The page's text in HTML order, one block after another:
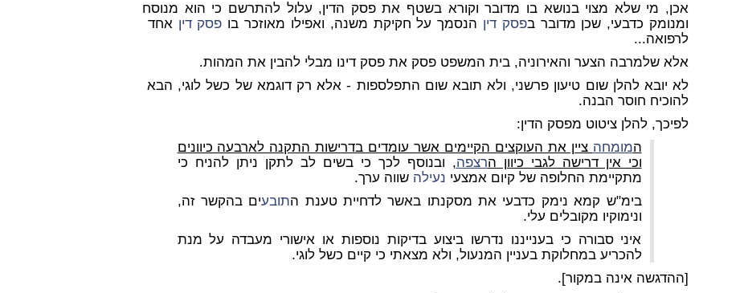
אכן, מי שלא מצוי בנושא בו מדובר וקורא בשטף את פסק הדין, עלול להתרשם כי הוא מנוסח
ומנומק כדבעי, שכן מדובר בפסק דין הנסמך על חקיקת משנה, ואפילו מאוזכר בו פסק דין אחד
לרפואה...
אלא שלמרבה הצער והאירוניה, בית המשפט פסק את פסק דינו מבלי להבין את המהות.
לא יובא להלן שום טיעון פרשני, ולא תובא שום התפלספות - אלא רק דוגמא של כשל לוגי, הבא
להוכיח חוסר הבנה.
לפיכך, להלן ציטוט מפסק הדין:
המומחה ציין את העוקצים הקיימים אשר עומדים בדרישות התקנה לארבעה כיוונים
וכי אין דרישה לגבי כיוון הרצפה, ובנוסף לכך כי בשים לב לתקן ניתן להניח כי
מתקיימת החלופה של קיום אמצעי נעילה שווה ערך.
בימ"ש קמא נימק כדבעי את מסקנתו באשר לדחיית טענת התובעים בהקשר זה,
ונימוקיו מקובלים עלי.
איני סבורה כי בענייננו נדרשו ביצוע בדיקות נוספות או אישורי מעבדה על מנת
להכריע במחלוקת בעניין המנעול, ולא מצאתי כי קיים כשל לוגי.
[ההדגשה אינה במקור].